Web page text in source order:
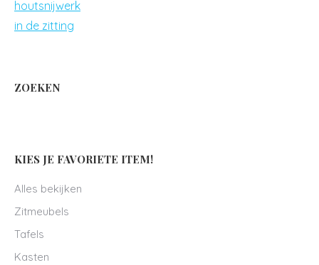
ZOEKEN
KIES JE FAVORIETE ITEM!
Alles bekijken
Zitmeubels
Tafels
Kasten